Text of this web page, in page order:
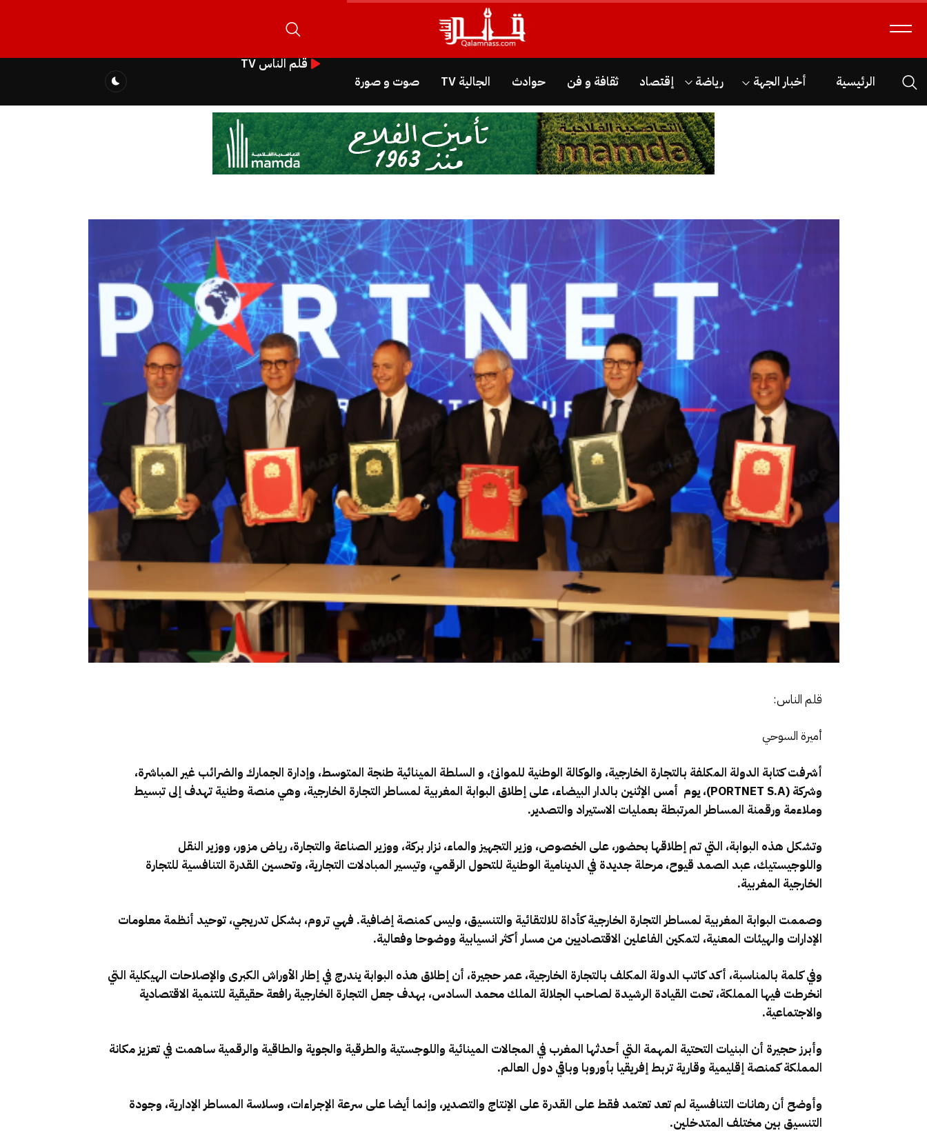
الرئيسية أخبار الجهة رياضة إقتصاد ثقافة و فن حوادث الجالية TV صوت و صورة
قلم الناس TV
قلم الناس:
أميرة السوحي
أشرفت كتابة الدولة المكلفة بالتجارة الخارجية، والوكالة الوطنية للموانئ، و السلطة المينائية طنجة المتوسط، وإدارة الجمارك والضرائب غير المباشرة،
وشركة (PORTNET S.A)، يوم أمس الإثنين بالدار البيضاء، على إطلاق البوابة المغربية لمساطر التجارة الخارجية، وهي منصة وطنية تهدف إلى تبسيط
وملاءمة ورقمنة المساطر المرتبطة بعمليات الاستيراد والتصدير.
وتشكل هذه البوابة، التي تم إطلاقها بحضور، على الخصوص، وزير التجهيز والماء، نزار بركة، ووزير الصناعة والتجارة، رياض مزور، ووزير النقل
واللوجيستيك، عبد الصمد قيوح، مرحلة جديدة في الدينامية الوطنية للتحول الرقمي، وتيسير المبادلات التجارية، وتحسين القدرة التنافسية للتجارة
الخارجية المغربية.
وصممت البوابة المغربية لمساطر التجارة الخارجية كأداة للالتقائية والتنسيق، وليس كمنصة إضافية. فهي تروم، بشكل تدريجي، توحيد أنظمة معلومات
الإدارات والهيئات المعنية، لتمكين الفاعلين الاقتصاديين من مسار أكثر انسيابية ووضوحا وفعالية.
وفي كلمة بالمناسبة، أكد كاتب الدولة المكلف بالتجارة الخارجية، عمر حجيرة، أن إطلاق هذه البوابة يندرج في إطار الأوراش الكبرى والإصلاحات الهيكلية التي
انخرطت فيها المملكة، تحت القيادة الرشيدة لصاحب الجلالة الملك محمد السادس، بهدف جعل التجارة الخارجية رافعة حقيقية للتنمية الاقتصادية
والاجتماعية.
وأبرز حجيرة أن البنيات التحتية المهمة التي أحدثها المغرب في المجالات المينائية واللوجستية والطرقية والجوية والطاقية والرقمية ساهمت في تعزيز مكانة
المملكة كمنصة إقليمية وقارية تربط إفريقيا بأوروبا وباقي دول العالم.
وأوضح أن رهانات التنافسية لم تعد تعتمد فقط على القدرة على الإنتاج والتصدير، وإنما أيضا على سرعة الإجراءات، وسلاسة المساطر الإدارية، وجودة
التنسيق بين مختلف المتدخلين.